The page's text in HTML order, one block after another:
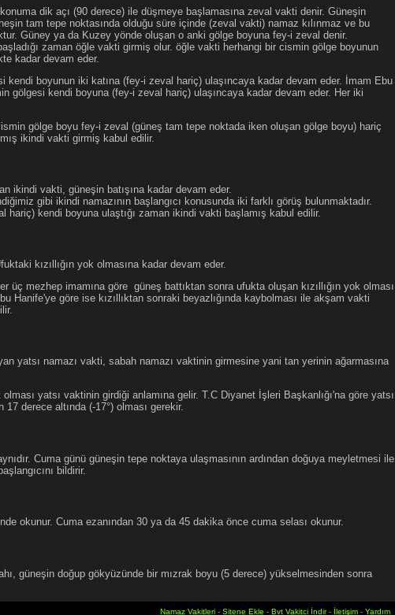
dik açı (90 derece) ile düşmeye başlamasına zeval vakti denir. Güneşin
tam tepe noktasında olduğu süre içinde (zeval vakti) namaz kılınmaz ve bu
Güney ya da Kuzey yönde oluşan o anki gölge boyuna fey-i zeval denir.
zaman öğle vakti girmiş olur. öğle vakti herhangi bir cismin gölge boyunun
kadar devam eder.
kendi boyunun iki katına (fey-i zeval hariç) ulaşıncaya kadar devam eder. İmam Ebu
gölgesi kendi boyuna (fey-i zeval hariç) ulaşıncaya kadar devam eder. Her iki
gölge boyu fey-i zeval (güneş tam tepe noktada iken oluşan gölge boyu) hariç
ikindi vakti girmiş kabul edilir.
ikindi vakti, güneşin batışına kadar devam eder.
gibi ikindi namazının başlangıcı konusunda iki farklı görüş bulunmaktadır.
kendi boyuna ulaştığı zaman ikindi vakti başlamış kabul edilir.
kızıllığın yok olmasına kadar devam eder.
üç mezhep imamına göre güneş battıktan sonra ufukta oluşan kızıllığın yok olması
Hanife'ye göre ise kızıllıktan sonraki beyazlığında kaybolması ile akşam vakti
yatsı namazı vakti, sabah namazı vaktinin girmesine yani tan yerinin ağarmasına
yatsı vaktinin girdiği anlamına gelir. T.C Diyanet İşleri Başkanlığı'na göre yatsı
derece altında (-17°) olması gerekir.
Cuma günü güneşin tepe noktaya ulaşmasının ardından doğuya meyletmesi ile
bildirir.
okunur. Cuma ezanından 30 ya da 45 dakika önce cuma selası okunur.
güneşin doğup gökyüzünde bir mızrak boyu (5 derece) yükselmesinden sonra
Namaz Vakitleri - Sitene Ekle - Bvt Vakitci İndir- İletişim - Yardım